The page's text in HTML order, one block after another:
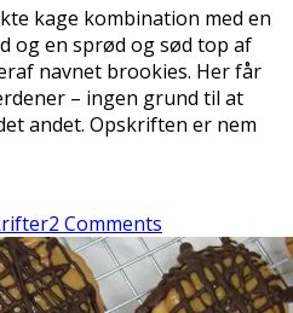
kage kombination med en
og en sprød og sød top af
navnet brookies. Her får
– ingen grund til at
andet. Opskriften er nem
2 Comments